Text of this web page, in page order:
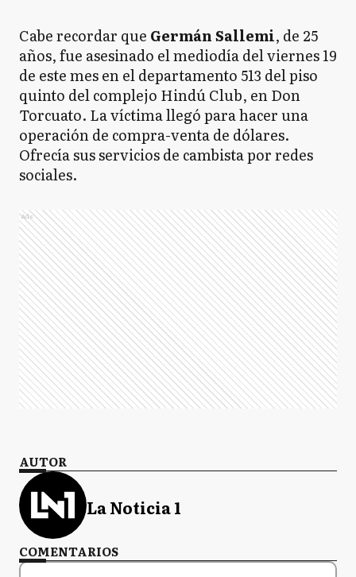
Cabe recordar que Germán Sallemi, de 25
años, fue asesinado el mediodía del viernes 19
de este mes en el departamento 513 del piso
quinto del complejo Hindú Club, en Don
Torcuato. La víctima llegó para hacer una
operación de compra-venta de dólares.
Ofrecía sus servicios de cambista por redes
sociales.
Ads
AUTOR
La Noticia 1
COMENTARIOS